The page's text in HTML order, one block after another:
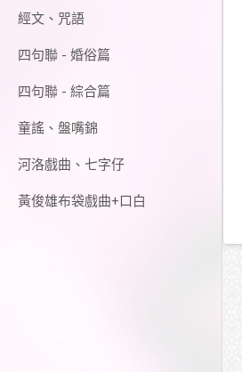
經文、咒語
四句聯 - 婚俗篇
四句聯 - 綜合篇
童謠、盤嘴錦
河洛戲曲、七字仔
黃俊雄布袋戲曲+口白